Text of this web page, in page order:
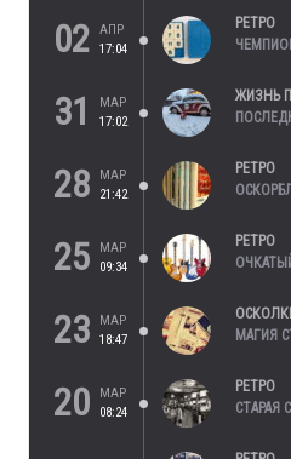
02
АПР
17:04
РЕТРО
31
МАР
17:02
ЖИЗНЬ
28
МАР
21:42
РЕТРО
25
МАР
09:34
РЕТРО
23
МАР
18:47
МАГИЯ
20
МАР
08:24
РЕТРО
СТАРАЯ